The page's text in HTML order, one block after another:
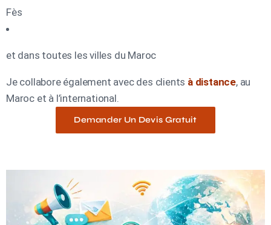
Fès
et dans toutes les villes du Maroc
Je collabore également avec des clients à distance, au
Maroc et à l’international.
Demander Un Devis Gratuit